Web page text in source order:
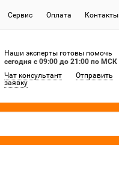
Сервис Оплата Контакты
Наши эксперты готовы помочь
сегодня c 09:00 до 21:00 по МСК
Чат консультант
Отправить
заявку